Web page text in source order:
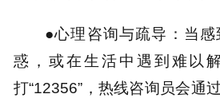
●心理咨询与疏导：当
惑，或在生活中遇到难以
打“12356”，热线咨询员会通